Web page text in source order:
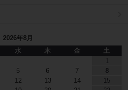
2026年8月
水 木 金
土
1
5 6 7
8
12 13 14
15